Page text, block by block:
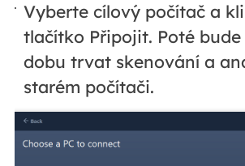
Vyberte cílový počítač a
tlačítko Připojit. Poté
dobu trvat skenování a
starém počítači.